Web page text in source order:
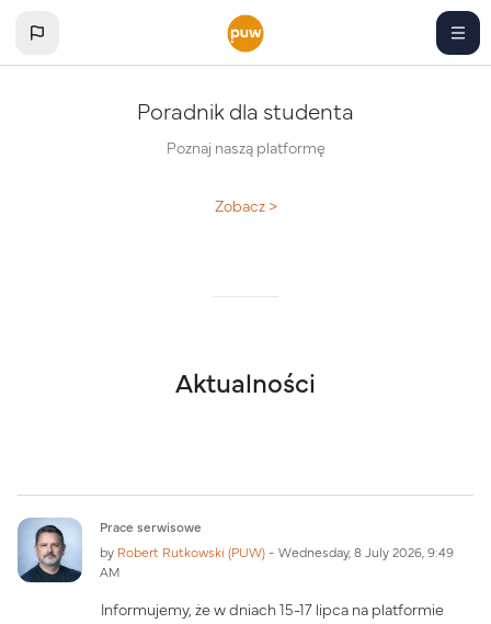
Poradnik dla studenta
Poznaj naszą platformę
Zobacz >
Aktualności
Prace serwisowe
by Robert Rutkowski (PUW) -Wednesday, 8 July 2026, 9:49
AM
Informujemy, że w dniach 15-17 lipca na platformie